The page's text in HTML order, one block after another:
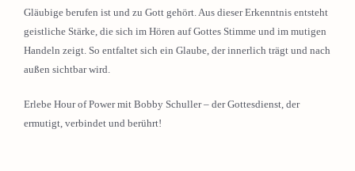
Gläubige berufen ist und zu Gott gehört. Aus dieser Erkenntnis entsteht
geistliche Stärke, die sich im Hören auf Gottes Stimme und im mutigen
Handeln zeigt. So entfaltet sich ein Glaube, der innerlich trägt und nach
außen sichtbar wird.
Erlebe Hour of Power mit Bobby Schuller – der Gottesdienst, der
ermutigt, verbindet und berührt!